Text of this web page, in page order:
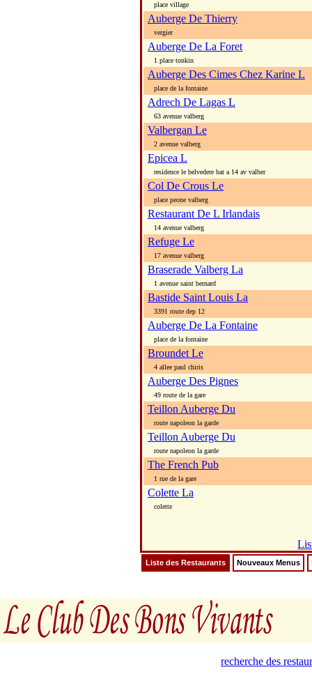
place village
Auberge De Thierry
vergier
Auberge De La Foret
1 place tonkin
Auberge Des Cimes Chez Karine L
place de la fontaine
Adrech De Lagas L
63 avenue valberg
Valbergan Le
2 avenue valberg
Epicea L
residence le belvedere bat a 14 av valber
Col De Crous Le
place peone valberg
Restaurant De L Irlandais
14 avenue valberg
Refuge Le
17 avenue valberg
Braserade Valberg La
1 avenue saint bernard
Bastide Saint Louis La
3391 route dep 12
Auberge De La Fontaine
place de la fontaine
Broundet Le
4 allee paul chiris
Auberge Des Pignes
49 route de la gare
Teillon Auberge Du
route napoleon la garde
Teillon Auberge Du
route napoleon la garde
The French Pub
1 rue de la gare
Colette La
colette
Liste des Restaurants Nouveaux Menus
recherche des